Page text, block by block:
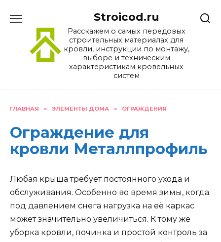
содержанию
Stroicod.ru
Расскажем о самых передовых
строительных материалах для
кровли, инструкции по монтажу,
выборе и техническим
характеристикам кровельных
систем
ГЛАВНАЯ » ЭЛЕМЕНТЫ ДОМА » ОГРАЖДЕНИЯ
Ограждение для
кровли Металлпрофиль
Любая крыша требует постоянного ухода и
обслуживания. Особенно во время зимы, когда
под давлением снега нагрузка на её каркас
может значительно увеличиться. К тому же
уборка кровли, починка и простой контроль за